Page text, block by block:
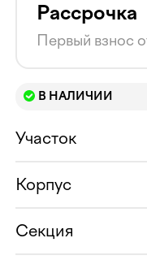
Рассрочка
Первый взнос
В НАЛИЧИИ
Участок
Корпус
Секция